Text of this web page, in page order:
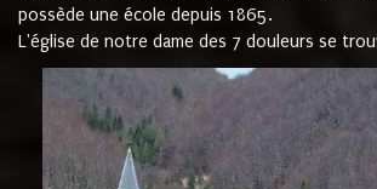
possède une école depuis 1865.
L'église de notre dame des 7 douleurs se